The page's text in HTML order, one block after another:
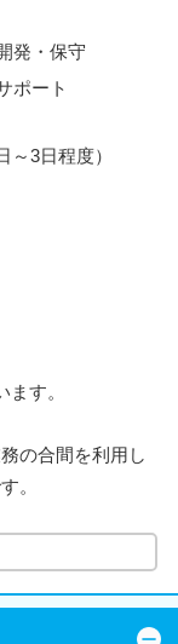
発・保守
ポート
3日程度）
す。
の合間を利用し
。